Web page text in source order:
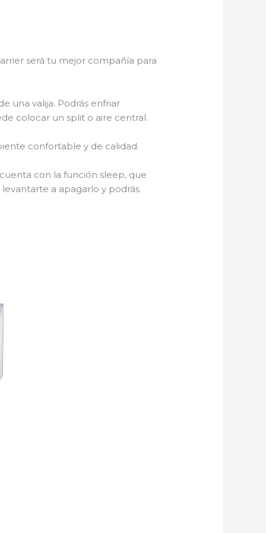
será tu mejor compañía para
una valija. Podrás enfriar
colocar un split o aire central.
confortable y de calidad.
con la función sleep, que
a apagarlo y podrás